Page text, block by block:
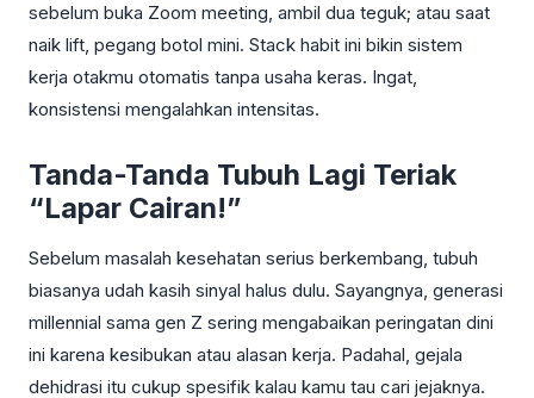
sebelum buka Zoom meeting, ambil dua teguk; atau saat
naik lift, pegang botol mini. Stack habit ini bikin sistem
kerja otakmu otomatis tanpa usaha keras. Ingat,
konsistensi mengalahkan intensitas.
Tanda-Tanda Tubuh Lagi Teriak
“Lapar Cairan!”
Sebelum masalah kesehatan serius berkembang, tubuh
biasanya udah kasih sinyal halus dulu. Sayangnya, generasi
millennial sama gen Z sering mengabaikan peringatan dini
ini karena kesibukan atau alasan kerja. Padahal, gejala
dehidrasi itu cukup spesifik kalau kamu tau cari jejaknya.